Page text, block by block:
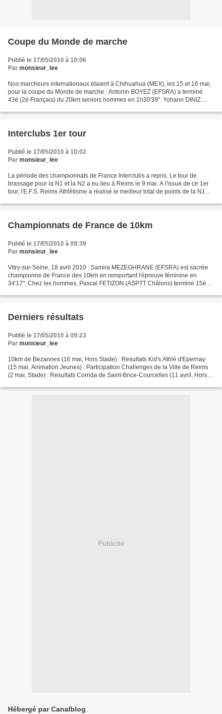
Coupe du Monde de marche
Publié le 17/05/2010 à 10:06
Par monsieur_lee
Nos marcheurs internationaux étaient à Chihuahua (MEX), les 15 et 16 mai,
pour la coupe du Monde de marche : Antonin BOYEZ (EFSRA) a terminé
43è (2è Français) du 20km seniors hommes en 1h30'39". Yohann DINIZ
Interclubs 1er tour
Publié le 17/05/2010 à 10:02
Par monsieur_lee
La période des championnats de France Interclubs a repris. Le tour de
brassage pour la N1 et la N2 a eu lieu à Reims le 9 mai. A l'issue de ce 1er
tour, l'E.F.S. Reims Athlétisme a réalisé le meilleur total de points de la N1A
Championnats de France de 10km
Publié le 17/05/2010 à 09:39
Par monsieur_lee
Vitry-sur-Seine, 18 avril 2010 : Samira MEZEGHRANE (EFSRA) est sacrée
championne de France des 10km en remportant l'épreuve féminine en
34'17". Chez les hommes, Pascal FETIZON (ASPTT Châlons) termine 15è
Derniers résultats
Publié le 17/05/2010 à 09:23
Par monsieur_lee
10km de Bezannes (16 mai, Hors Stade) : Resultats Kid's Athlé d'Epernay
(15 mai, Animation Jeunes) : Participation Challenges de la Ville de Reims
(2 mai, Stade) : Resultats Corrida de Saint-Brice-Courcelles (11 avril, Hors
Publicité
Hébergé par Canalblog